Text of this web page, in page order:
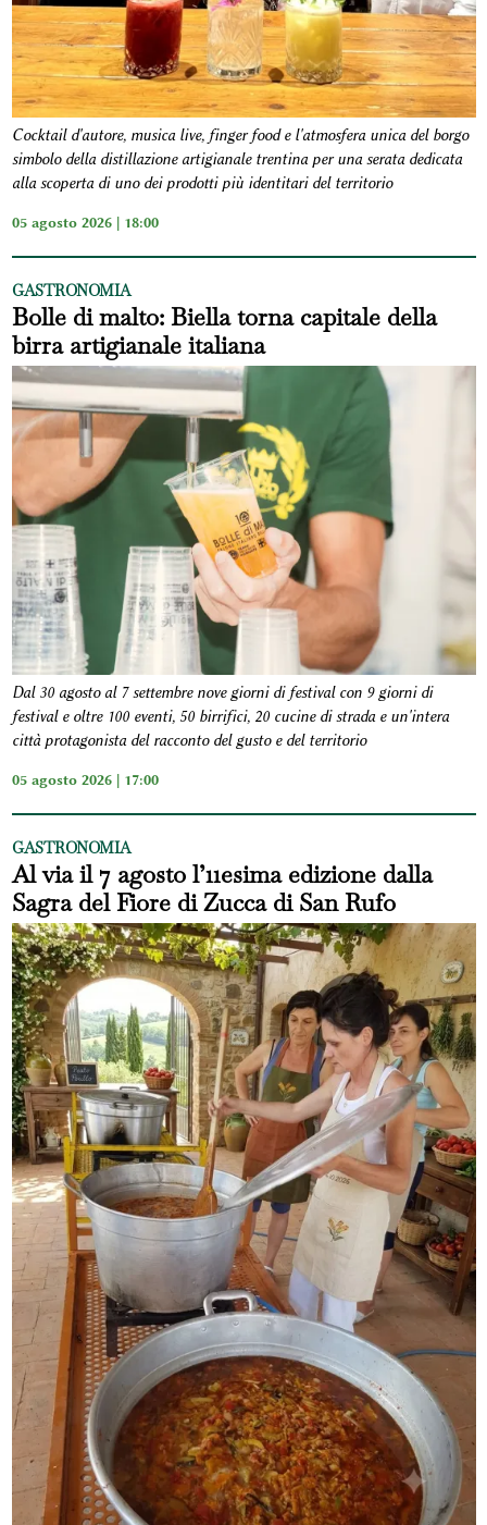
Cocktail d'autore, musica live, finger food e l'atmosfera unica del borgo
simbolo della distillazione artigianale trentina per una serata dedicata
alla scoperta di uno dei prodotti più identitari del territorio
05 agosto 2026 | 18:00
GASTRONOMIA
Bolle di malto: Biella torna capitale della
birra artigianale italiana
Dal 30 agosto al 7 settembre nove giorni di festival con 9 giorni di
festival e oltre 100 eventi, 50 birrifici, 20 cucine di strada e un'intera
città protagonista del racconto del gusto e del territorio
05 agosto 2026 | 17:00
GASTRONOMIA
Al via il 7 agosto l’11esima edizione dalla
Sagra del Fiore di Zucca di San Rufo